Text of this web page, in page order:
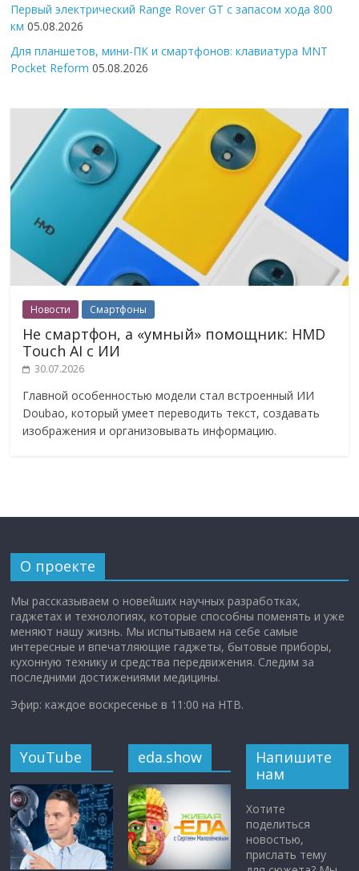
Первый электрический Range Rover GT с запасом хода 800
км 05.08.2026
Для планшетов, мини-ПК и смартфонов: клавиатура MNT
Pocket Reform 05.08.2026
Новости Смартфоны
Не смартфон, а «умный» помощник: HMD
Touch AI с ИИ
30.07.2026
Главной особенностью модели стал встроенный ИИ
Doubao, который умеет переводить текст, создавать
изображения и организовывать информацию.
О проекте
Мы рассказываем о новейших научных разработках,
гаджетах и технологиях, которые способны поменять и уже
меняют нашу жизнь. Мы испытываем на себе самые
интересные и впечатляющие гаджеты, бытовые приборы,
кухонную технику и средства передвижения. Следим за
последними достижениями медицины.
Эфир: каждое воскресенье в 11:00 на НТВ.
YouTube eda.show
Напишите
нам
Хотите
поделиться
новостью,
прислать тему